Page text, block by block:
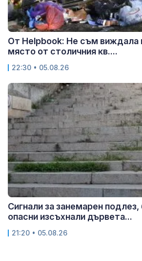
От Helpbook: Не съм виждала
място от столичния кв....
22:30 • 05.08.26
Сигнали за занемарен подлез,
опасни изсъхнали дървета...
21:20 • 05.08.26